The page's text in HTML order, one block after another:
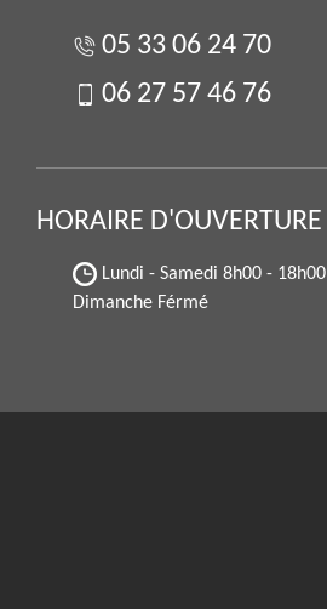
05 33 06 24 70
06 27 57 46 76
HORAIRE D'OUVERTURE
Lundi - Samedi 8h00 - 18h00
Dimanche Férmé